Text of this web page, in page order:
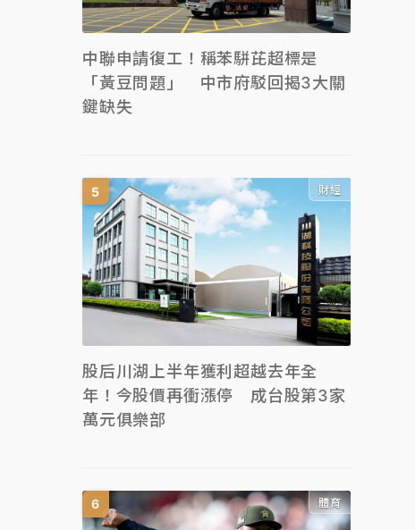
中聯申請復工！稱苯駢芘超標是
「黃豆問題」 中市府駁回揭3大關
鍵缺失
財經
股后川湖上半年獲利超越去年全
年！今股價再衝漲停 成台股第3家
萬元俱樂部
體育